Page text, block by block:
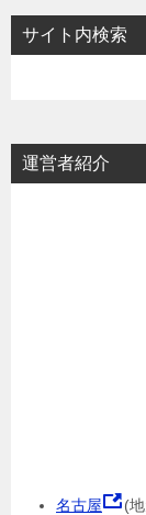
サイト内検索
運営者紹介
名古屋 (